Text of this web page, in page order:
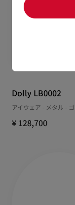
Dolly LB0002
アイウェア - メタル -
¥ 128,700